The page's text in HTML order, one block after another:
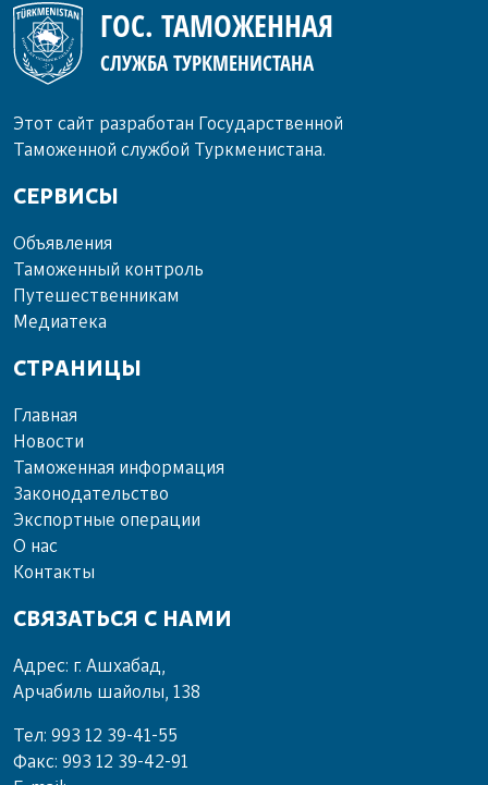
ГОС. ТАМОЖЕННАЯ
СЛУЖБА ТУРКМЕНИСТАНА
Этот сайт разработан Государственной
Таможенной службой Туркменистана.
СЕРВИСЫ
Объ­яв­ле­ния
Та­мо­жен­ный кон­троль
Пу­те­шест­вен­ни­кам
Ме­диа­те­ка
СТРАНИЦЫ
Главная
Новости
Таможенная информация
Законодательство
Экспортные операции
О нас
Контакты
СВЯЗАТЬСЯ С НАМИ
Адрес: г. Ашхабад,
Арчабиль шайолы, 138
Тел: 993 12 39-41-55
Факс: 993 12 39-42-91